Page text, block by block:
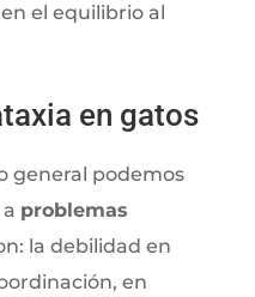
el equilibrio al
en gatos
general podemos
problemas
la debilidad en
en